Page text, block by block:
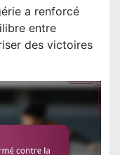
a renforcé
entre
des victoires